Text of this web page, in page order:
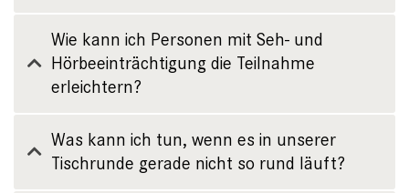
Wie kann ich Personen mit Seh- und
Hörbeeinträchtigung die Teilnahme
erleichtern?
Was kann ich tun, wenn es in unserer
Tischrunde gerade nicht so rund läuft?